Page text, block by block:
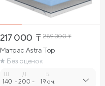
217 000 ₸ 289 300₸
Матрас Astra Top
Без оценок
140 -
Д.
200 -
В.
19 см.